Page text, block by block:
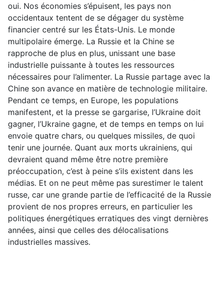
oui. Nos économies s’épuisent, les pays non
occidentaux tentent de se dégager du système
financier centré sur les États-Unis. Le monde
multipolaire émerge. La Russie et la Chine se
rapproche de plus en plus, unissant une base
industrielle puissante à toutes les ressources
nécessaires pour l’alimenter. La Russie partage avec la
Chine son avance en matière de technologie militaire.
Pendant ce temps, en Europe, les populations
manifestent, et la presse se gargarise, l’Ukraine doit
gagner, l’Ukraine gagne, et de temps en temps on lui
envoie quatre chars, ou quelques missiles, de quoi
tenir une journée. Quant aux morts ukrainiens, qui
devraient quand même être notre première
préoccupation, c’est à peine s’ils existent dans les
médias. Et on ne peut même pas surestimer le talent
russe, car une grande partie de l’efficacité de la Russie
provient de nos propres erreurs, en particulier les
politiques énergétiques erratiques des vingt dernières
années, ainsi que celles des délocalisations
industrielles massives.